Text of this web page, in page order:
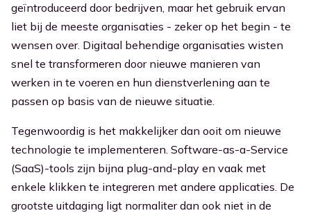
geïntroduceerd door bedrijven, maar het gebruik ervan
liet bij de meeste organisaties - zeker op het begin - te
wensen over. Digitaal behendige organisaties wisten
snel te transformeren door nieuwe manieren van
werken in te voeren en hun dienstverlening aan te
passen op basis van de nieuwe situatie.
Tegenwoordig is het makkelijker dan ooit om nieuwe
technologie te implementeren. Software-as-a-Service
(SaaS)-tools zijn bijna plug-and-play en vaak met
enkele klikken te integreren met andere applicaties. De
grootste uitdaging ligt normaliter dan ook niet in de